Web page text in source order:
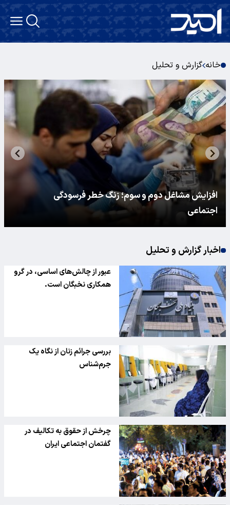
خانه گزارش و تحلیل
افزایش مشاغل دوم و سوم؛ زنگ خطر فرسودگی
اجتماعی
اخبار گزارش و تحلیل
عبور از چالش‌های اساسی، در گرو
همکاری نخبگان است.
بررسی جرائم زنان از نگاه یک
جرم‌شناس
چرخش از حقوق به تکالیف در
گفتمان اجتماعی ایران